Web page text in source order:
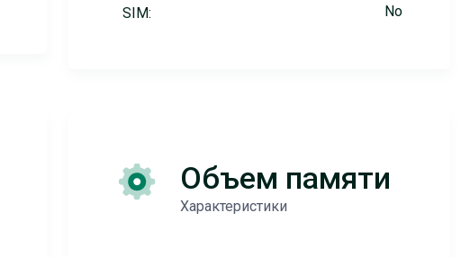
SIM: No
Объем памяти
Характеристики